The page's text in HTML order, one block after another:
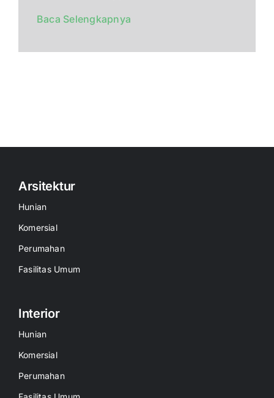
Baca Selengkapnya
Arsitektur
Hunian
Komersial
Perumahan
Fasilitas Umum
Interior
Hunian
Komersial
Perumahan